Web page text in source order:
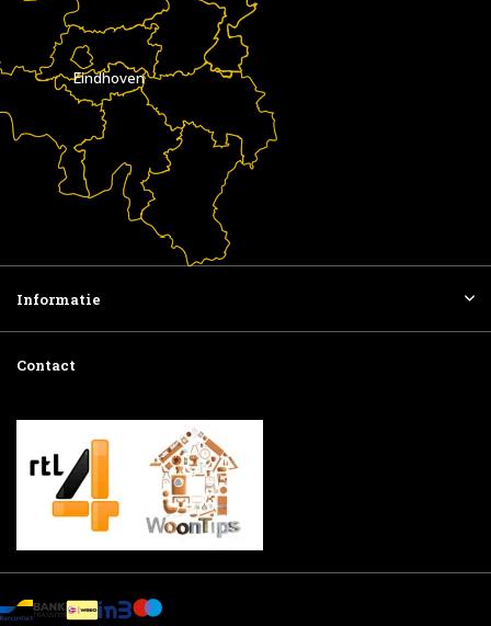
Eindhoven
Informatie
Contact